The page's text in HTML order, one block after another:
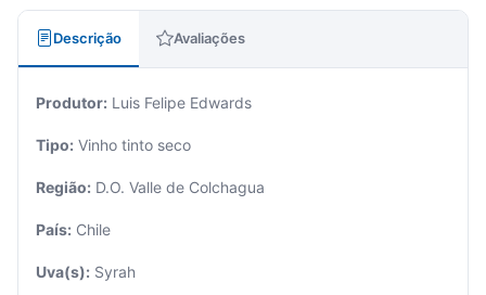
Descrição Avaliações
Produtor: Luis Felipe Edwards
Tipo: Vinho tinto seco
Região: D.O. Valle de Colchagua
País: Chile
Uva(s): Syrah